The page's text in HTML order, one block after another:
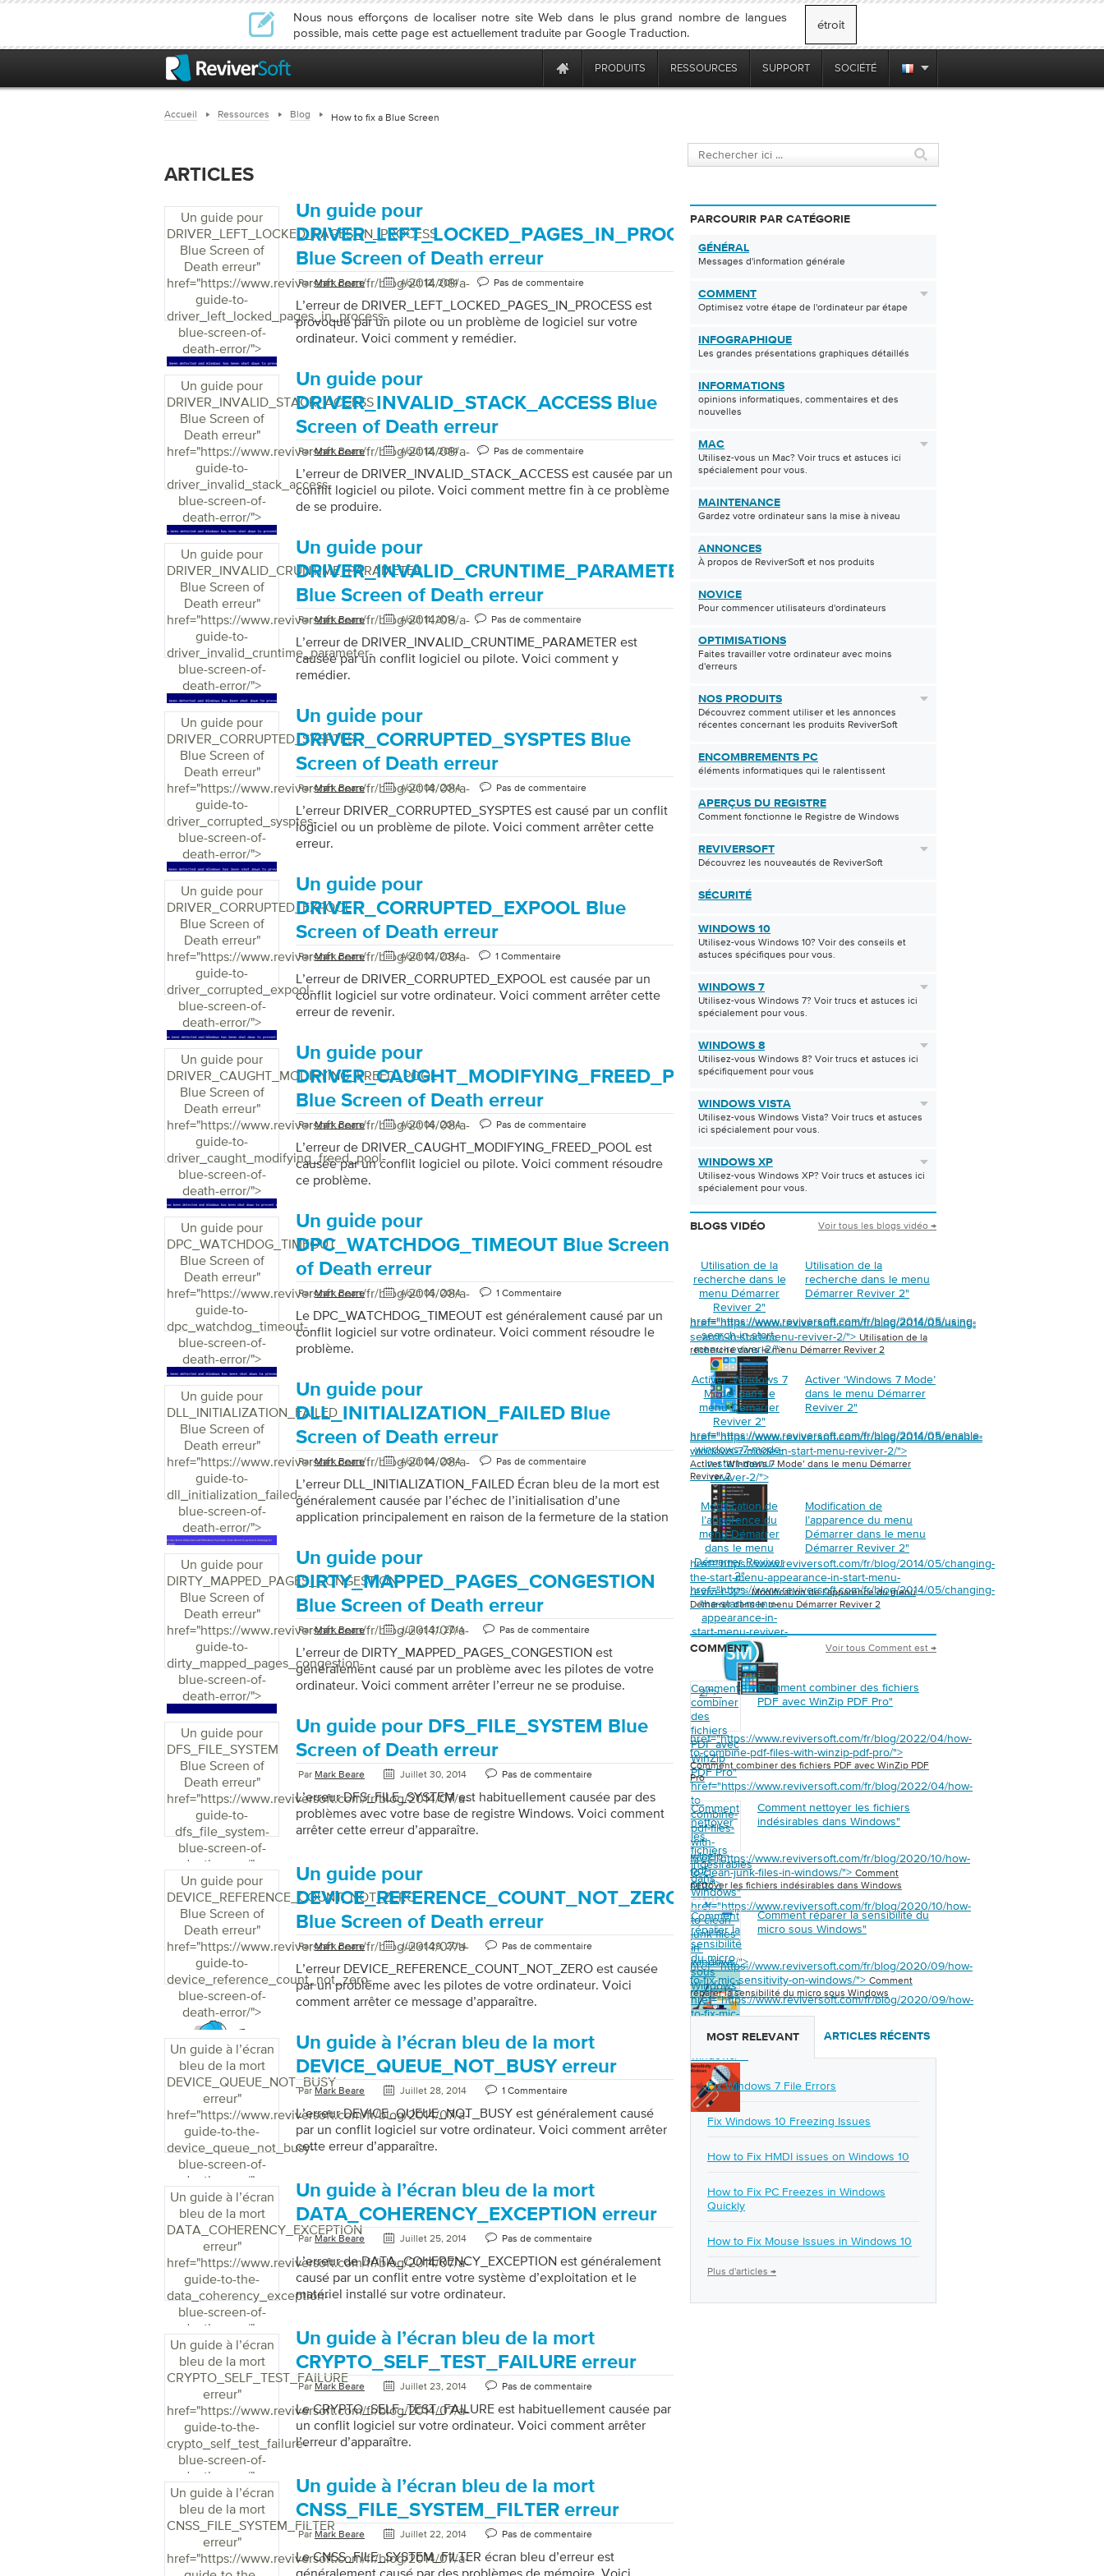
Nous nous efforçons de localiser notre site Web dans le plus grand nombre de langues
possible, mais cette page est actuellement traduite par Google Traduction.
étroit
PRODUITS RESSOURCES SUPPORT SOCIÉTÉ
Accueil Ressources Blog How to fix a Blue Screen
ARTICLES
Un guide pour
DRIVER_LEFT_LOCKED_PAGES_IN_PROCESS
Blue Screen of
Death erreur"
href="https://www.reviversoft.com/fr/blog/2014/08/a-
guide-to-
driver_left_locked_pages_in_process-
blue-screen-of-
death-error/">
Un guide pour
DRIVER_LEFT_LOCKED_PAGES_IN_PROCESS
Blue Screen of Death erreur
ParMark Beare Août 12, 2014 Pas de commentaire
L’erreur de DRIVER_LEFT_LOCKED_PAGES_IN_PROCESS est
provoqué par un pilote ou un problème de logiciel sur votre
ordinateur. Voici comment y remédier.
Un guide pour
DRIVER_INVALID_STACK_ACCESS
Blue Screen of
Death erreur"
href="https://www.reviversoft.com/fr/blog/2014/08/a-
guide-to-
driver_invalid_stack_access-
blue-screen-of-
death-error/">
Un guide pour
DRIVER_INVALID_STACK_ACCESS Blue
Screen of Death erreur
ParMark Beare Août 12, 2014 Pas de commentaire
L’erreur de DRIVER_INVALID_STACK_ACCESS est causée par un
conflit logiciel ou pilote. Voici comment mettre fin à ce problème
de se produire.
Un guide pour
DRIVER_INVALID_CRUNTIME_PARAMETER
Blue Screen of
Death erreur"
href="https://www.reviversoft.com/fr/blog/2014/08/a-
guide-to-
driver_invalid_cruntime_parameter-
blue-screen-of-
death-error/">
Un guide pour
DRIVER_INVALID_CRUNTIME_PARAMETER
Blue Screen of Death erreur
ParMark Beare Août 11, 2014 Pas de commentaire
L’erreur de DRIVER_INVALID_CRUNTIME_PARAMETER est
causée par un conflit logiciel ou pilote. Voici comment y
remédier.
Un guide pour
DRIVER_CORRUPTED_SYSPTES
Blue Screen of
Death erreur"
href="https://www.reviversoft.com/fr/blog/2014/08/a-
guide-to-
driver_corrupted_sysptes-
blue-screen-of-
death-error/">
Un guide pour
DRIVER_CORRUPTED_SYSPTES Blue
Screen of Death erreur
ParMark Beare Août 08, 2014 Pas de commentaire
L’erreur DRIVER_CORRUPTED_SYSPTES est causé par un conflit
logiciel ou un problème de pilote. Voici comment arrêter cette
erreur.
Un guide pour
DRIVER_CORRUPTED_EXPOOL
Blue Screen of
Death erreur"
href="https://www.reviversoft.com/fr/blog/2014/08/a-
guide-to-
driver_corrupted_expool-
blue-screen-of-
death-error/">
Un guide pour
DRIVER_CORRUPTED_EXPOOL Blue
Screen of Death erreur
ParMark Beare Août 07, 2014 1 Commentaire
L’erreur de DRIVER_CORRUPTED_EXPOOL est causée par un
conflit logiciel sur votre ordinateur. Voici comment arrêter cette
erreur de revenir.
Un guide pour
DRIVER_CAUGHT_MODIFYING_FREED_POOL
Blue Screen of
Death erreur"
href="https://www.reviversoft.com/fr/blog/2014/08/a-
guide-to-
driver_caught_modifying_freed_pool-
blue-screen-of-
death-error/">
Un guide pour
DRIVER_CAUGHT_MODIFYING_FREED_POOL
Blue Screen of Death erreur
ParMark Beare Août 06, 2014 Pas de commentaire
L’erreur de DRIVER_CAUGHT_MODIFYING_FREED_POOL est
causée par un conflit logiciel ou pilote. Voici comment résoudre
ce problème.
Un guide pour
DPC_WATCHDOG_TIMEOUT
Blue Screen of
Death erreur"
href="https://www.reviversoft.com/fr/blog/2014/08/a-
guide-to-
dpc_watchdog_timeout-
blue-screen-of-
death-error/">
Un guide pour
DPC_WATCHDOG_TIMEOUT Blue Screen
of Death erreur
ParMark Beare Août 05, 2014 1 Commentaire
Le DPC_WATCHDOG_TIMEOUT est généralement causé par un
conflit logiciel sur votre ordinateur. Voici comment résoudre le
problème.
Un guide pour
DLL_INITIALIZATION_FAILED
Blue Screen of
Death erreur"
href="https://www.reviversoft.com/fr/blog/2014/08/a-
guide-to-
dll_initialization_failed-
blue-screen-of-
death-error/">
Un guide pour
DLL_INITIALIZATION_FAILED Blue
Screen of Death erreur
ParMark Beare Août 04, 2014 Pas de commentaire
L’erreur DLL_INITIALIZATION_FAILED Écran bleu de la mort est
généralement causée par l’échec de l’initialisation d’une
application principalement en raison de la fermeture de la station
endommagé peut également provoquer cette erreur. À l’origine,
l’utilisation de l’application DLL est destinée à la génération de
rapports d’erreurs. L’application recueillera des données sur les
dysfonctionnements logiciels et l’enverra à Microsoft par la suite.
L’erreur se manifeste en faisant apparaître une boîte de message
indiquant que l’initialisation a échoué et mettra fin au processus
anormalement […]
Un guide pour
DIRTY_MAPPED_PAGES_CONGESTION
Blue Screen of
Death erreur"
href="https://www.reviversoft.com/fr/blog/2014/07/a-
guide-to-
dirty_mapped_pages_congestion-
blue-screen-of-
death-error/">
Un guide pour
DIRTY_MAPPED_PAGES_CONGESTION
Blue Screen of Death erreur
ParMark Beare Juillet 31, 2014 Pas de commentaire
L’erreur de DIRTY_MAPPED_PAGES_CONGESTION est
généralement causé par un problème avec les pilotes de votre
ordinateur. Voici comment arrêter l’erreur ne se produise.
Un guide pour
DFS_FILE_SYSTEM
Blue Screen of
Death erreur"
href="https://www.reviversoft.com/fr/blog/2014/07/a-
guide-to-
dfs_file_system-
blue-screen-of-
death-error/">
Un guide pour DFS_FILE_SYSTEM Blue
Screen of Death erreur
Par Mark Beare Juillet 30, 2014 Pas de commentaire
L’erreur DFS_FILE_SYSTEM est habituellement causée par des
problèmes avec votre base de registre Windows. Voici comment
arrêter cette erreur d’apparaître.
Un guide pour
DEVICE_REFERENCE_COUNT_NOT_ZERO
Blue Screen of
Death erreur"
href="https://www.reviversoft.com/fr/blog/2014/07/a-
guide-to-
device_reference_count_not_zero-
blue-screen-of-
death-error/">
Un guide pour
DEVICE_REFERENCE_COUNT_NOT_ZERO
Blue Screen of Death erreur
ParMark Beare Juillet 29, 2014 Pas de commentaire
L’erreur DEVICE_REFERENCE_COUNT_NOT_ZERO est causée
par un problème avec les pilotes de votre ordinateur. Voici
comment arrêter ce message d’apparaître.
Un guide à l’écran
bleu de la mort
DEVICE_QUEUE_NOT_BUSY
erreur"
href="https://www.reviversoft.com/fr/blog/2014/07/a-
guide-to-the-
device_queue_not_busy-
blue-screen-of-
death-error/">
Un guide à l’écran bleu de la mort
DEVICE_QUEUE_NOT_BUSY erreur
Par Mark Beare Juillet 28, 2014 1 Commentaire
L’erreur DEVICE_QUEUE_NOT_BUSY est généralement causé
par un conflit logiciel sur votre ordinateur. Voici comment arrêter
cette erreur d’apparaître.
Un guide à l’écran
bleu de la mort
DATA_COHERENCY_EXCEPTION
erreur"
href="https://www.reviversoft.com/fr/blog/2014/07/a-
guide-to-the-
data_coherency_exception-
blue-screen-of-
death-error/">
Un guide à l’écran bleu de la mort
DATA_COHERENCY_EXCEPTION erreur
Par Mark Beare Juillet 25, 2014 Pas de commentaire
L’erreur de DATA_COHERENCY_EXCEPTION est généralement
causé par un conflit entre votre système d’exploitation et le
matériel installé sur votre ordinateur.
Un guide à l’écran
bleu de la mort
CRYPTO_SELF_TEST_FAILURE
erreur"
href="https://www.reviversoft.com/fr/blog/2014/07/a-
guide-to-the-
crypto_self_test_failure-
blue-screen-of-
death-error/">
Un guide à l’écran bleu de la mort
CRYPTO_SELF_TEST_FAILURE erreur
Par Mark Beare Juillet 23, 2014 Pas de commentaire
Le CRYPTO_SELF_TEST_FAILURE est habituellement causée par
un conflit logiciel sur votre ordinateur. Voici comment arrêter
l’erreur d’apparaître.
Un guide à l’écran
bleu de la mort
CNSS_FILE_SYSTEM_FILTER
erreur"
href="https://www.reviversoft.com/fr/blog/2014/07/a-
Un guide à l’écran bleu de la mort
CNSS_FILE_SYSTEM_FILTER erreur
Par Mark Beare Juillet 22, 2014 Pas de commentaire
Le CNSS_FILE_SYSTEM_FILTER écran bleu d’erreur est
généralement causé par des problèmes de mémoire. Voici
PARCOURIR PAR CATÉGORIE
GÉNÉRAL
Messages d'information générale
COMMENT
Optimisez votre étape de l'ordinateur par étape
INFOGRAPHIQUE
Les grandes présentations graphiques détaillés
INFORMATIONS
opinions informatiques, commentaires et des
nouvelles
MAC
Utilisez-vous un Mac? Voir trucs et astuces ici
spécialement pour vous.
MAINTENANCE
Gardez votre ordinateur sans la mise à niveau
ANNONCES
À propos de ReviverSoft et nos produits
NOVICE
Pour commencer utilisateurs d'ordinateurs
OPTIMISATIONS
Faites travailler votre ordinateur avec moins
d'erreurs
NOS PRODUITS
Découvrez comment utiliser et les annonces
récentes concernant les produits ReviverSoft
ENCOMBREMENTS PC
éléments informatiques qui le ralentissent
APERÇUS DU REGISTRE
Comment fonctionne le Registre de Windows
REVIVERSOFT
Découvrez les nouveautés de ReviverSoft
SÉCURITÉ
WINDOWS 10
Utilisez-vous Windows 10? Voir des conseils et
astuces spécifiques pour vous.
WINDOWS 7
Utilisez-vous Windows 7? Voir trucs et astuces ici
spécialement pour vous.
WINDOWS 8
Utilisez-vous Windows 8? Voir trucs et astuces ici
spécifiquement pour vous
WINDOWS VISTA
Utilisez-vous Windows Vista? Voir trucs et astuces
ici spécialement pour vous.
WINDOWS XP
Utilisez-vous Windows XP? Voir trucs et astuces ici
spécialement pour vous.
BLOGS VIDÉO Voir tous les blogs vidéo →
Utilisation de la
recherche dans le
menu Démarrer
Reviver 2"
href="https://www.reviversoft.com/fr/blog/2014/05/using-
search-in-start-
menu-reviver-2/">
Utilisation de la
recherche dans le menu
Démarrer Reviver 2"
href="https://www.reviversoft.com/fr/blog/2014/05/using-
search-in-start-menu-reviver-2/"> Utilisation de la
recherche dans le menu Démarrer Reviver 2
Activer ‘Windows 7
Mode’ dans le
menu Démarrer
Reviver 2"
href="https://www.reviversoft.com/fr/blog/2014/05/enable-
windows-7-mode-
in-start-menu-
reviver-2/">
Activer ‘Windows 7 Mode’
dans le menu Démarrer
Reviver 2"
href="https://www.reviversoft.com/fr/blog/2014/05/enable-
windows-7-mode-in-start-menu-reviver-2/">
Activer ‘Windows 7 Mode’ dans le menu Démarrer
Reviver 2
Modification de
l’apparence du
menu Démarrer
dans le menu
Démarrer Reviver
2"
href="https://www.reviversoft.com/fr/blog/2014/05/changing-
the-start-menu-
appearance-in-
start-menu-reviver-
2/">
Modification de
l’apparence du menu
Démarrer dans le menu
Démarrer Reviver 2"
href="https://www.reviversoft.com/fr/blog/2014/05/changing-
the-start-menu-appearance-in-start-menu-
reviver-2/">Modification de l’apparence du menu
Démarrer dans le menu Démarrer Reviver 2
COMMENT Voir tous Comment est →
Comment
combiner
des
fichiers
PDF avec
WinZip
PDF Pro"
href="https://www.reviversoft.com/fr/blog/2022/04/how-
to-
combine-
pdf-files-
with-
winzip-
pdf-
pro/">
Comment combiner des fichiers
PDF avec WinZip PDF Pro"
href="https://www.reviversoft.com/fr/blog/2022/04/how-
to-combine-pdf-files-with-winzip-pdf-pro/">
Comment combiner des fichiers PDF avec WinZip PDF
Pro
Comment
nettoyer
les
fichiers
indésirables
dans
Windows"
href="https://www.reviversoft.com/fr/blog/2020/10/how-
to-clean-
junk-files-
in-
windows/">
Comment nettoyer les fichiers
indésirables dans Windows"
href="https://www.reviversoft.com/fr/blog/2020/10/how-
to-clean-junk-files-in-windows/"> Comment
nettoyer les fichiers indésirables dans Windows
Comment
réparer la
sensibilité
du micro
sous
Windows"
href="https://www.reviversoft.com/fr/blog/2020/09/how-
to-fix-mic-
Comment réparer la sensibilité du
micro sous Windows"
href="https://www.reviversoft.com/fr/blog/2020/09/how-
to-fix-mic-sensitivity-on-windows/"> Comment
réparer la sensibilité du micro sous Windows
MOST RELEVANT ARTICLES RÉCENTS
Fix Windows 7 File Errors
Fix Windows 10 Freezing Issues
How to Fix HMDI issues on Windows 10
How to Fix PC Freezes in Windows
Quickly
How to Fix Mouse Issues in Windows 10
Plus d'articles →